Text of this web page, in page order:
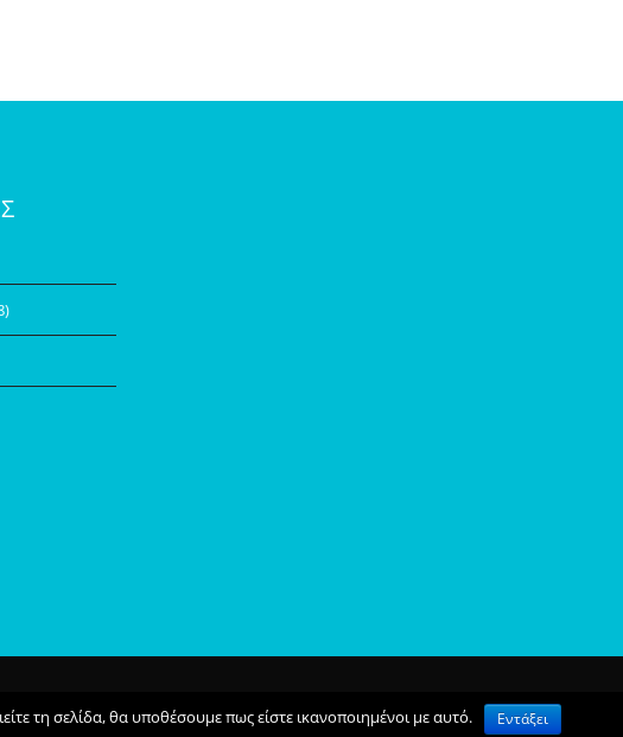
Τι Κάνουμε Τα Νέα Μας Επικοινωνια Privacy Policy
τη σελίδα, θα υποθέσουμε πως είστε ικανοποιημένοι με αυτό. Εντάξει